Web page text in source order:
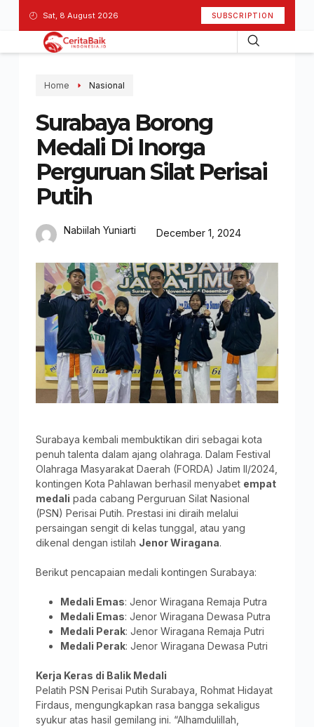
Sat, 8 August 2026 SUBSCRIPTION
Home Nasional
Surabaya Borong
Medali Di Inorga
Perguruan Silat Perisai
Putih
Nabiilah Yuniarti December 1, 2024
Surabaya kembali membuktikan diri sebagai kota
penuh talenta dalam ajang olahraga. Dalam Festival
Olahraga Masyarakat Daerah (FORDA) Jatim II/2024,
kontingen Kota Pahlawan berhasil menyabet empat
medali pada cabang Perguruan Silat Nasional
(PSN) Perisai Putih. Prestasi ini diraih melalui
persaingan sengit di kelas tunggal, atau yang
dikenal dengan istilah Jenor Wiragana.
Berikut pencapaian medali kontingen Surabaya:
Medali Emas: Jenor Wiragana Remaja Putra
Medali Emas: Jenor Wiragana Dewasa Putra
Medali Perak: Jenor Wiragana Remaja Putri
Medali Perak: Jenor Wiragana Dewasa Putri
Kerja Keras di Balik Medali
Pelatih PSN Perisai Putih Surabaya, Rohmat Hidayat
Firdaus, mengungkapkan rasa bangga sekaligus
syukur atas hasil gemilang ini. “Alhamdulillah,